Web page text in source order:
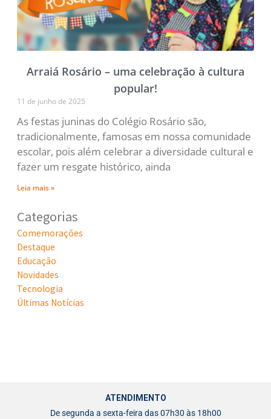
Arraiá Rosário – uma celebração à cultura
popular!
11 de junho de 2025
As festas juninas do Colégio Rosário são,
tradicionalmente, famosas em nossa comunidade
escolar, pois além celebrar a diversidade cultural e
fazer um resgate histórico, ainda
Leia mais »
Categorias
Comemorações
Destaque
Educação
Novidades
Tecnologia
Últimas Notícias
ATENDIMENTO
De segunda a sexta-feira das 07h30 às 18h00